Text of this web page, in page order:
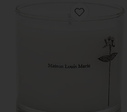
Favorite